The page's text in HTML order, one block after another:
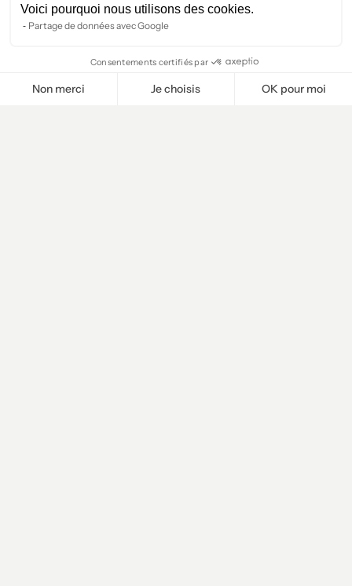
Parlez à un
Parlez à un
Voici pourquoi nous utilisons des cookies.
Partage de données avec Google
Consentements certifiés par
Non merci Je choisis OK pour moi